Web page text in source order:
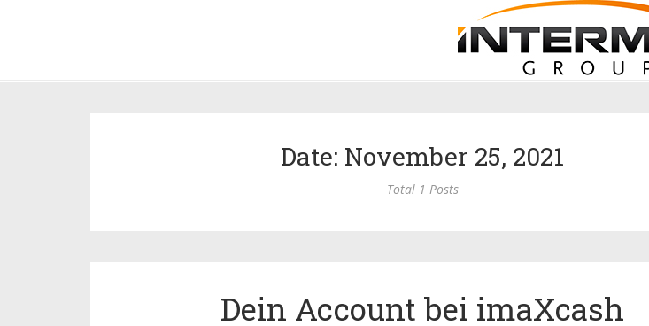
Date: November 25, 2021
Total 1 Posts
Dein Account bei imaXcash